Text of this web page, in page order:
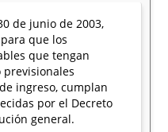
de junio de 2003,
que los
que tengan
ingreso, cumplan
por el Decreto
general.